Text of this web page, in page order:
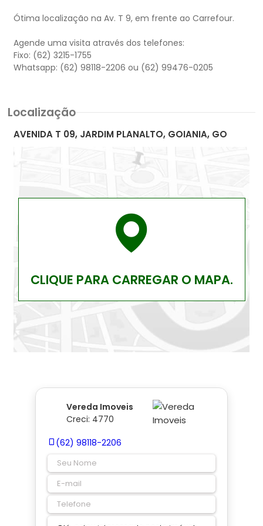
Ótima localização na Av. T 9, em frente ao Carrefour.
Agende uma visita através dos telefones:
Fixo: (62) 3215-1755
Localização
AVENIDA T 09, JARDIM PLANALTO, GOIANIA, GO
CLIQUE PARA CARREGAR O MAPA.
Vereda Imoveis
Creci: 4770
(62) 98118-2206